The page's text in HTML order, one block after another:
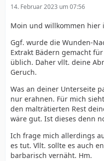
14. Februar 2023 um 07:56
Moin und willkommen hier
Ggf. wurde die Wunden-
Extrakt Bädern gemacht
üblich. Daher vllt. deine
Geruch.
Was an deiner Unterseite
nur erahnen. Für mich
den malträtierten Rest
wäre gut. Ist dieses denn
Ich frage mich allerdings
es tut. Vllt. sollte es auch
barbarisch vernäht. Hm.